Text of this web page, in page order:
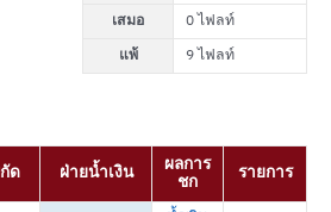
เสมอ
0 ไฟลท์
แพ้
9 ไฟลท์
ด ฝ่ายน้ำเงิน ผลการ
ชก รายการ